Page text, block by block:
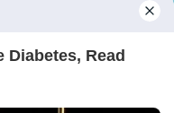
berita aktual dan